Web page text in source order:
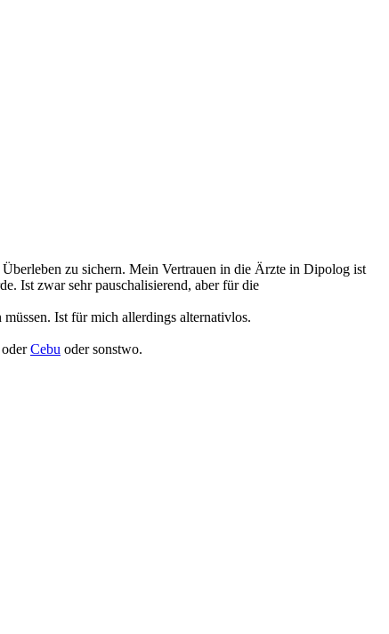
zu sichern. Mein Vertrauen in die Ärzte in Dipolog ist
Ist zwar sehr pauschalisierend, aber für die
Ist für mich allerdings alternativlos.
oderCebu oder sonstwo.